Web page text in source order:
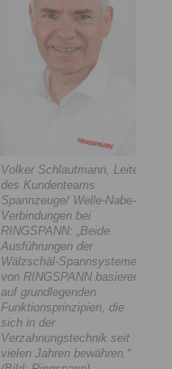
Volker Schlautmann, Leiter
des Kundenteams
Spannzeuge/ Welle-Nabe-
Verbindungen bei
RINGSPANN: „Beide
Ausführungen der
Wälzschäl-Spannsysteme
von RINGSPANN basieren
auf grundlegenden
Funktionsprinzipien, die
sich in der
Verzahnungstechnik seit
vielen Jahren bewähren.“